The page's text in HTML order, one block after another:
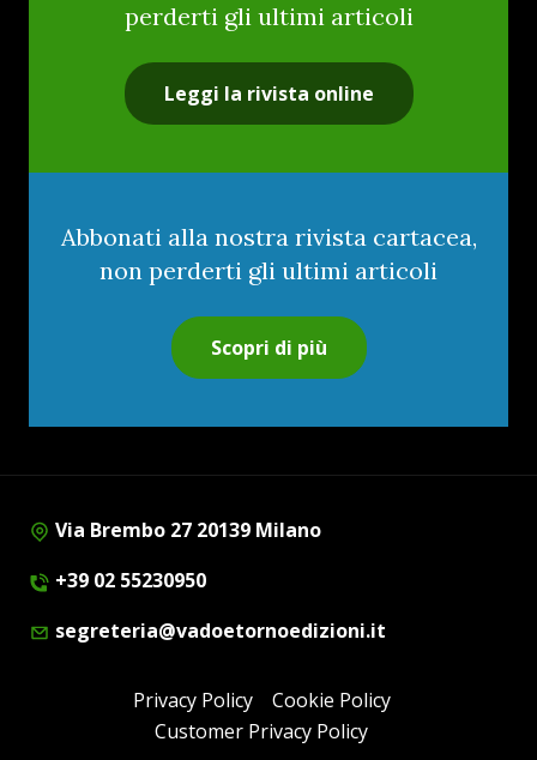
perderti gli ultimi articoli
Leggi la rivista online
Abbonati alla nostra rivista cartacea,
non perderti gli ultimi articoli
Scopri di più
Via Brembo 27 20139 Milano
+39 02 55230950
segreteria@vadoetornoedizioni.it
Privacy Policy
Cookie Policy
Customer Privacy Policy